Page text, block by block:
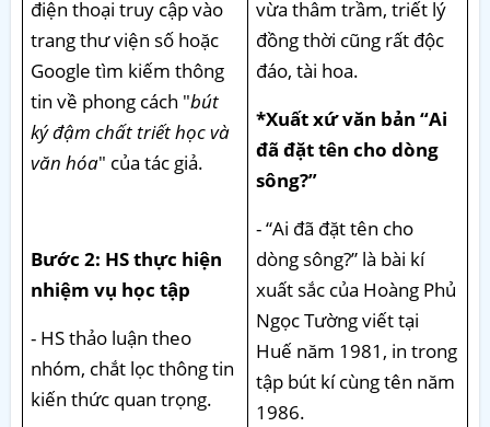
điện thoại truy cập vào
trang thư viện số hoặc
Google tìm kiếm thông
tin về phong cách "bút
ký đậm chất triết học và
văn hóa" của tác giả.
Bước 2: HS thực hiện
nhiệm vụ học tập
- HS thảo luận theo
nhóm, chắt lọc thông tin
kiến thức quan trọng.
vừa thâm trầm, triết lý
đồng thời cũng rất độc
đáo, tài hoa.
*Xuất xứ văn bản “Ai
đã đặt tên cho dòng
sông?”
- “Ai đã đặt tên cho
dòng sông?” là bài kí
xuất sắc của Hoàng Phủ
Ngọc Tường viết tại
Huế năm 1981, in trong
tập bút kí cùng tên năm
1986.